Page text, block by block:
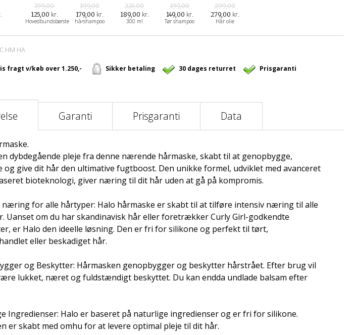
199,00
125,00 kr.
Hovedbundsbørste
199,00
179,00 kr.
hårshampoo
225,00
189,00 kr.
300 ml
199,00
149,00 kr.
Tør shampoo
299,00
279,00 kr.
Hår olie
HM HA
fragt v/køb over 1.250,- Sikker betaling 30 dages returret Prisgaranti
Garanti Prisgaranti Data
dybdegående pleje fra denne nærende hårmaske, skabt til at genopbygge,
og give dit hår den ultimative fugtboost. Den unikke formel, udviklet med avanceret
bioteknologi, giver næring til dit hår uden at gå på kompromis.
næring for alle hårtyper: Halo hårmaske er skabt til at tilføre intensiv næring til alle
Uanset om du har skandinavisk hår eller foretrækker Curly Girl-godkendte
er Halo den ideelle løsning. Den er fri for silikone og perfekt til tørt,
eller beskadiget hår.
og Beskytter: Hårmasken genopbygger og beskytter hårstrået. Efter brug vil
lukket, næret og fuldstændigt beskyttet. Du kan endda undlade balsam efter
Ingredienser: Halo er baseret på naturlige ingredienser og er fri for silikone.
er skabt med omhu for at levere optimal pleje til dit hår.